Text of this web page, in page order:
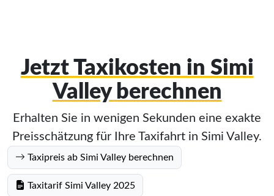
Jetzt Taxikosten in Simi
Valley berechnen
Erhalten Sie in wenigen Sekunden eine exakte
Preisschätzung für Ihre Taxifahrt in Simi Valley.
Taxipreis ab Simi Valley berechnen
Taxitarif Simi Valley 2025